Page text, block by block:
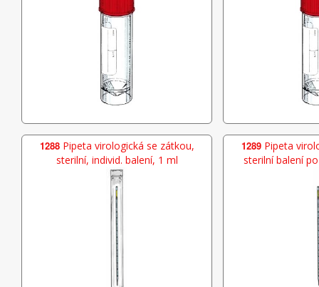
1288Pipeta virologická se zátkou,
sterilní, individ. balení, 1 ml
1289Pipeta
sterilní balení